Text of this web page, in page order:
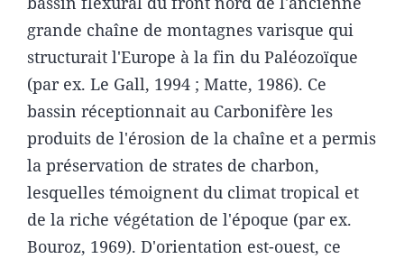
grande chaîne de montagnes varisque qui
structurait l'Europe à la fin du Paléozoïque
(par ex. Le Gall, 1994 ; Matte, 1986). Ce
bassin réceptionnait au Carbonifère les
produits de l'érosion de la chaîne et a permis
la préservation de strates de charbon,
lesquelles témoignent du climat tropical et
de la riche végétation de l'époque (par ex.
Bouroz, 1969). D'orientation est-ouest, ce